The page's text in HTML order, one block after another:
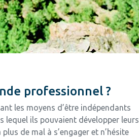
professionnel ?
les moyens d’être indépendants
lequel ils pouvaient développer leurs
de mal à s’engager et n’hésite